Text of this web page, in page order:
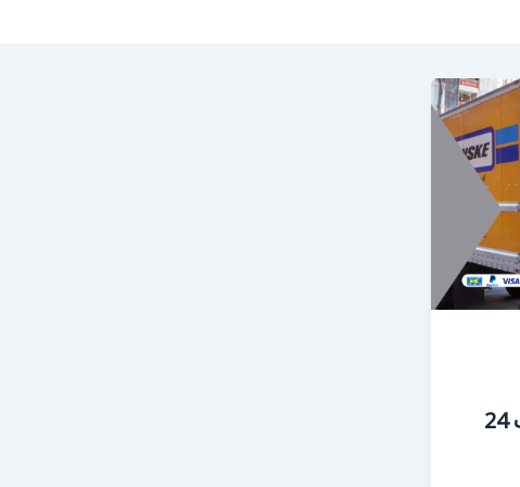
50994991 / شركة نقل عفش أثاث 24